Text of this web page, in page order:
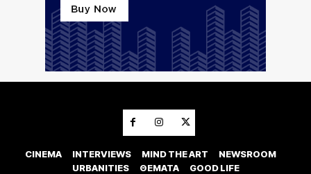
CINEMA INTERVIEWS MIND THE ART
NEWSROOM
URBANITIES
ΘΕΜΑΤΑ GOOD LIFE